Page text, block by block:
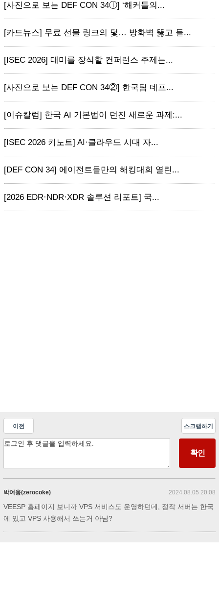
[사진으로 보는 DEF CON 34ⓛ] ‘해커들의...
[카드뉴스] 무료 선물 링크의 덫… 방화벽 뚫고 들...
[ISEC 2026] 대미를 장식할 컨퍼런스 주제는...
[사진으로 보는 DEF CON 34②] 한국팀 데프...
[이슈칼럼] 한국 AI 기본법이 던진 새로운 과제:...
[ISEC 2026 키노트] AI·클라우드 시대 자...
[DEF CON 34] 에이전트들만의 해킹대회 열린...
[2026 EDR·NDR·XDR 솔루션 리포트] 국...
이전 스크랩하기
박여웅(zerocoke) 2024.08.05 20:08
VEESP 홈페이지 보니까 VPS 서비스도 운영하던데, 정작 서버는 한국
에 있고 VPS 사용해서 쓰는거 아님?